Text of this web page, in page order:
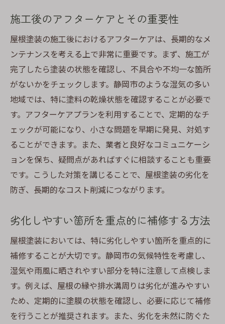
施工後のアフターケアとその重要性
屋根塗装の施工後におけるアフターケアは、長期的なメ
ンテナンスを考える上で非常に重要です。まず、施工が
完了したら塗装の状態を確認し、不具合や不均一な箇所
がないかをチェックします。静岡市のような湿気の多い
地域では、特に塗料の乾燥状態を確認することが必要で
す。アフターケアプランを利用することで、定期的なチ
ェックが可能になり、小さな問題を早期に発見、対処す
ることができます。また、業者と良好なコミュニケーシ
ョンを保ち、疑問点があればすぐに相談することも重要
です。こうした対策を講じることで、屋根塗装の劣化を
防ぎ、長期的なコスト削減につながります。
劣化しやすい箇所を重点的に補修する方法
屋根塗装においては、特に劣化しやすい箇所を重点的に
補修することが大切です。静岡市の気候特性を考慮し、
湿気や雨風に晒されやすい部分を特に注意して点検しま
す。例えば、屋根の縁や排水溝周りは劣化が進みやすい
ため、定期的に塗膜の状態を確認し、必要に応じて補修
を行うことが推奨されます。また、劣化を未然に防ぐた